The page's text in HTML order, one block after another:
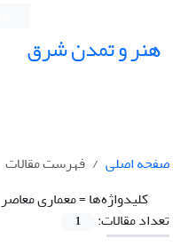
هنر و تمدن شرق
صفحه اصلی
فهرست مقالات
کلیدواژه‌ها =معماری معاصر
تعداد مقالات:
1